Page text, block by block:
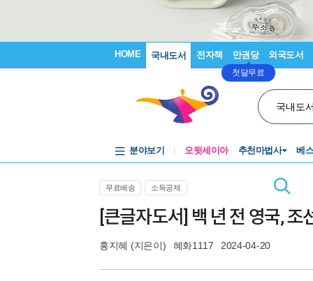
HOME 국내도서 전자책 만권당
첫달무료
외국도서
국내도
분야보기 오뒷세이아 추천마법사 베
무료배송 소득공제
[큰글자도서] 백 년 전 영국, 조
홍지혜 (지은이) 혜화1117 2024-04-20